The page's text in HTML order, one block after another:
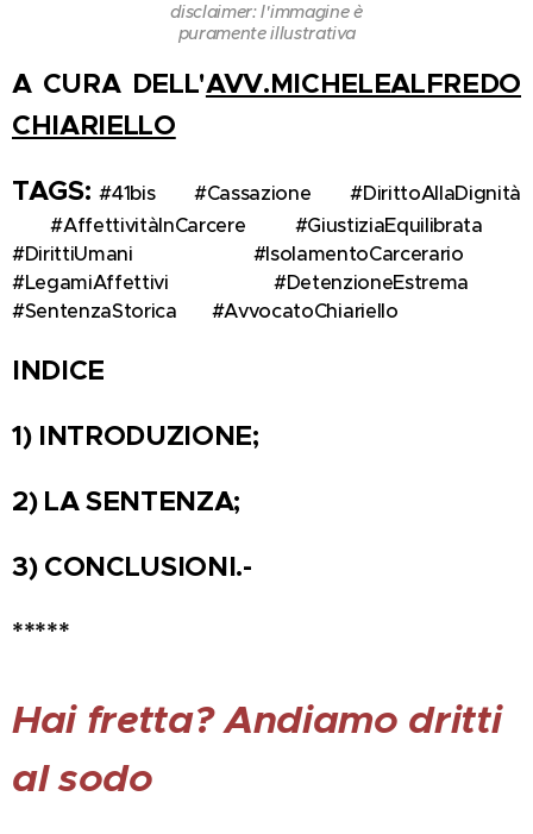
disclaimer: l'immagine è
puramente illustrativa
A CURA DELL'AVV.MICHELEALFREDO
CHIARIELLO
TAGS:#41bis 🧱 #Cassazione ⚖️ #DirittoAllaDignità
👤 #AffettivitàInCarcere 💌 #GiustiziaEquilibrata ⚖️
#DirittiUmani 🕊️ #IsolamentoCarcerario 🚪
#LegamiAffettivi 💞 #DetenzioneEstrema 🔒
#SentenzaStorica 📜 #AvvocatoChiariello 🖋️
INDICE
1) INTRODUZIONE;
2) LA SENTENZA;
3) CONCLUSIONI.-
*****
Hai fretta? Andiamo dritti
al sodo